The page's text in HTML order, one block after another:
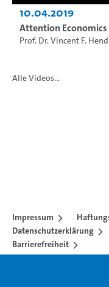
10.04.2019
Attention Economics
Prof. Dr. Vincent F.
Alle Videos...
Impressum
Datenschutzerklärung
Barrierefreiheit